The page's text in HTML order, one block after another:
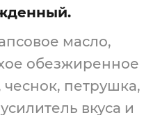
масло,
обезжиренное
чеснок, петрушка,
вкуса и